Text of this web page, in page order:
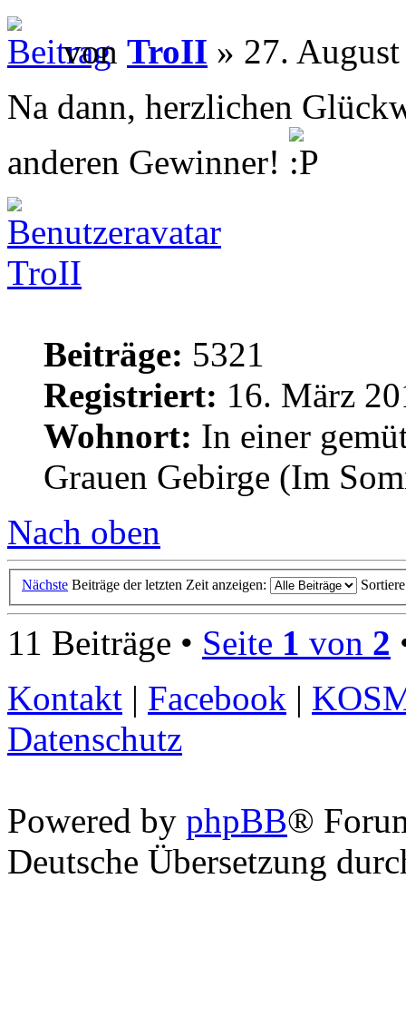
von TroII » 27.
Na dann, herzlichen
anderen Gewinner!
TroII
Beiträge: 5321
Registriert: 16. März
Wohnort: In einer
Grauen Gebirge (Im
Nach oben
Nächste Beiträge der letzten Zeit anzeigen:
11 Beiträge • Seite 1 von 2
Kontakt | Facebook |
Datenschutz
Powered by phpBB®
Deutsche Übersetzung